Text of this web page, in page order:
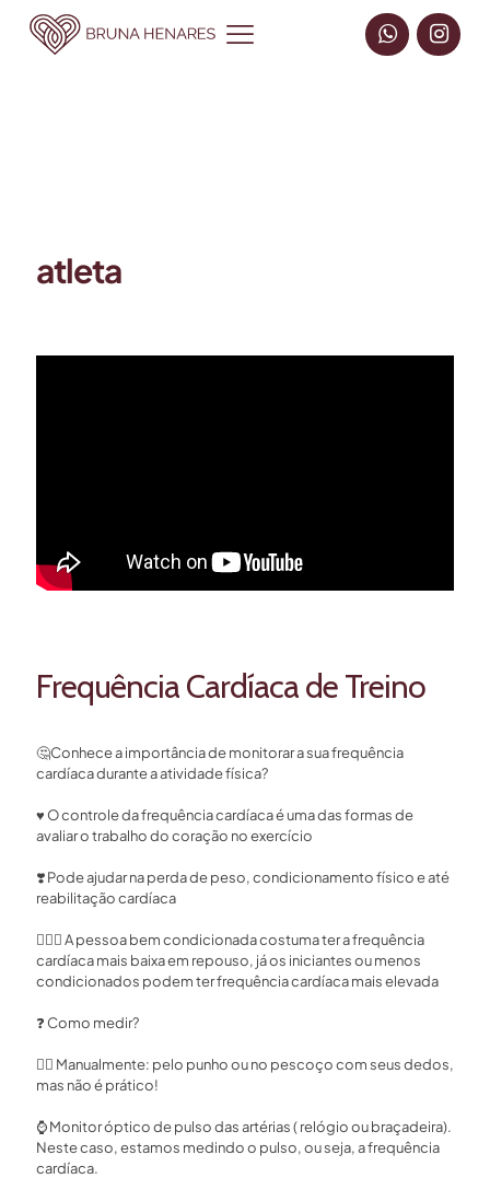
atleta
Frequência Cardíaca de Treino
🤔Conhece a importância de monitorar a sua frequência
cardíaca durante a atividade física?⁣
♥️ O controle da frequência cardíaca é uma das formas de
avaliar o trabalho do coração no exercício ⁣
❣️Pode ajudar na perda de peso, condicionamento físico e até
reabilitação cardíaca ⁣
🏃🏻‍♂️A pessoa bem condicionada costuma ter a frequência
cardíaca mais baixa em repouso, já os iniciantes ou menos
condicionados podem ter frequência cardíaca mais elevada⁣
❓ Como medir?⁣
🖐🏻 Manualmente: pelo punho ou no pescoço com seus dedos,
mas não é prático!⁣
⌚️Monitor óptico de pulso das artérias ( relógio ou braçadeira).
Neste caso, estamos medindo o pulso, ou seja, a frequência
cardíaca.⁣